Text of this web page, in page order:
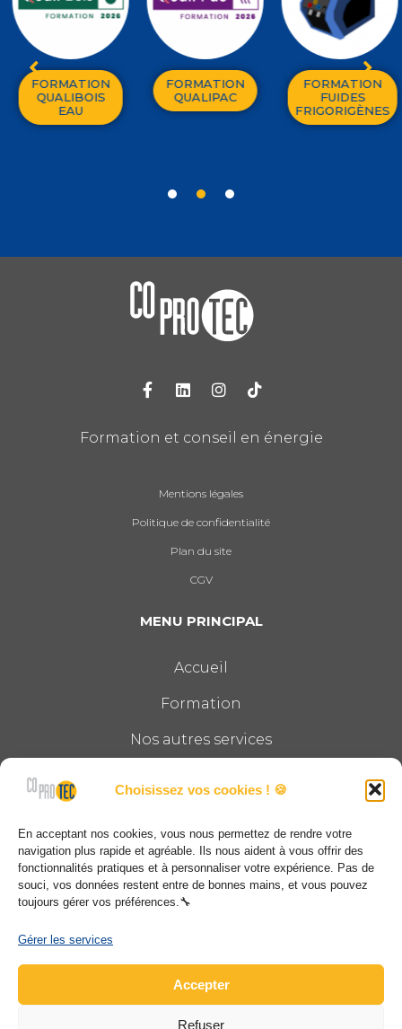
Choisissez vos cookies ! 🍪
En acceptant nos cookies, vous nous permettez de rendre votre
navigation plus rapide et agréable. Ils nous aident à vous offrir des
fonctionnalités pratiques et à personnaliser votre expérience. Pas de
souci, vos données restent entre de bonnes mains, et vous pouvez
toujours gérer vos préférences.🔧
Gérer les services
Accepter
Refuser
FORMATION
QUALIBOIS
EAU
FORMATION
QUALIPAC
FORMATION
FUIDES
FRIGORIGÈNES
Formation et conseil en énergie
Mentions légales
Politique de confidentialité
Plan du site
CGV
MENU PRINCIPAL
Accueil
Formation
Nos autres services
Contact
COPROTEC
03 69 28 89 00